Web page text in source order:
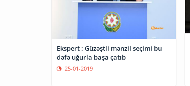
Ekspert : Güzəştli mənzil seçimi bu
dəfə uğurla başa çatıb
25-01-2019